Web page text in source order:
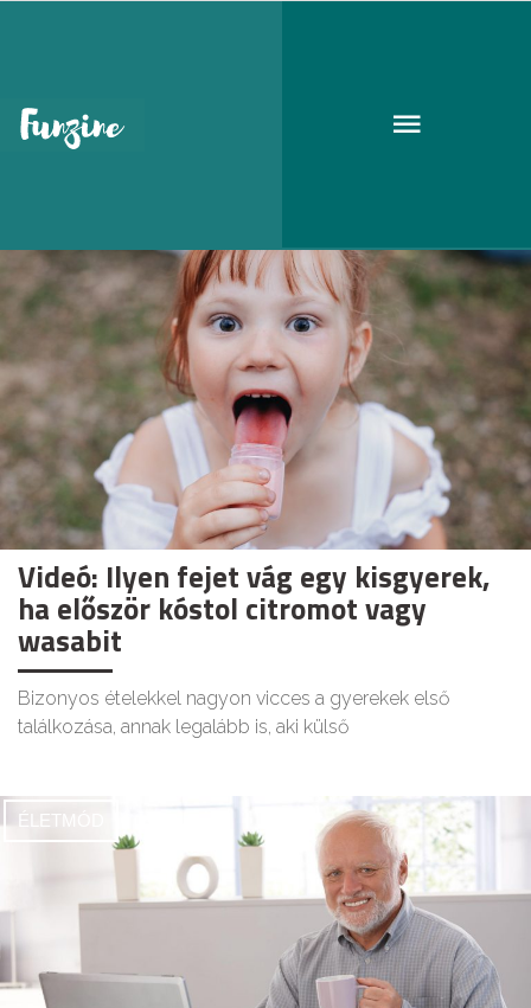
mosoly
Videó: Ilyen fejet vág egy kisgyerek,
ha először kóstol citromot vagy
wasabit
Bizonyos ételekkel nagyon vicces a gyerekek első
találkozása, annak legalább is, aki külső
ÉLETMÓD